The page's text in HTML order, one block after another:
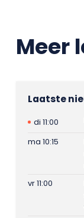
Meer
Laatste
di 11:00
ma 10:15
vr 11:00